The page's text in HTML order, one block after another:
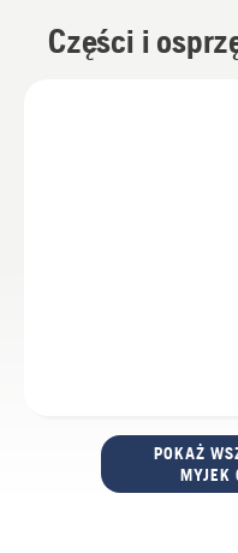
Części i
POKAŻ
MYJEK